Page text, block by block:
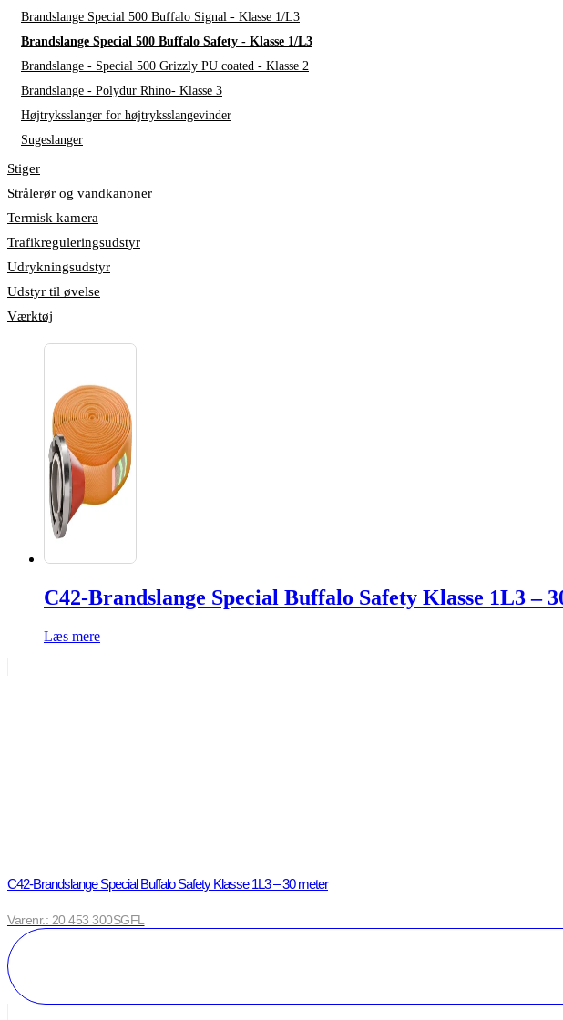
Brandslange Special 500 Buffalo Signal - Klasse 1/L3
Brandslange Special 500 Buffalo Safety - Klasse 1/L3
Brandslange - Special 500 Grizzly PU coated - Klasse 2
Brandslange - Polydur Rhino- Klasse 3
Højtryksslanger for højtryksslangevinder
Sugeslanger
Stiger
Strålerør og vandkanoner
Termisk kamera
Trafikreguleringsudstyr
Udrykningsudstyr
Udstyr til øvelse
Værktøj
C42-Brandslange Special Buffalo Safety Klasse 1L3 –
Læs mere
C42-Brandslange Special Buffalo Safety Klasse 1L3 – 30 meter
Varenr.: 20 453 300SGFL